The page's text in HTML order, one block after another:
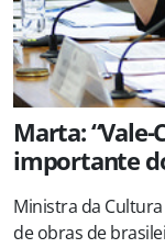
Marta:
importante
Ministra da
de obras de